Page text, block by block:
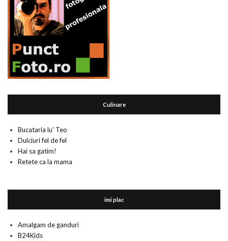
Culinare
Bucataria lu' Teo
Dulciuri fel de fel
Hai sa gatim!
Retete ca la mama
imi plac
Amalgam de ganduri
B24Kids